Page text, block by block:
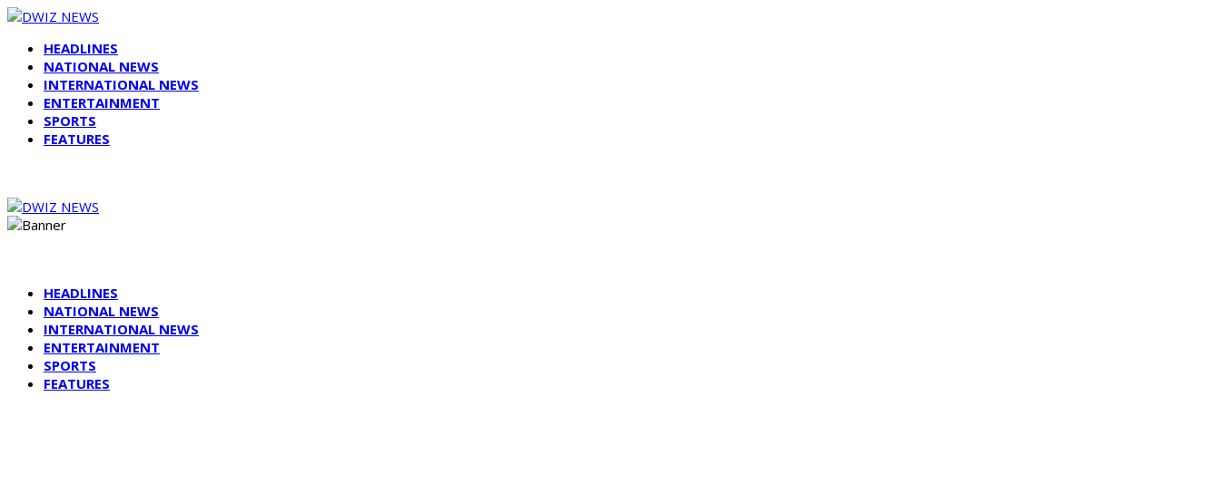
HEADLINES
NATIONAL NEWS
INTERNATIONAL NEWS
ENTERTAINMENT
SPORTS
FEATURES
HEADLINES
NATIONAL NEWS
INTERNATIONAL NEWS
ENTERTAINMENT
SPORTS
FEATURES